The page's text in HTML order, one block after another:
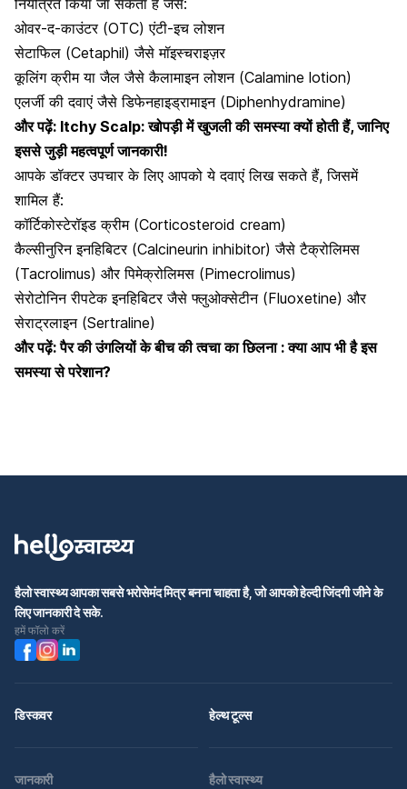
ओवर-द-काउंटर (OTC) एंटी-इच लोशन
सेटाफिल (Cetaphil) जैसे मॉइस्चराइज़र
कूलिंग क्रीम या जैल जैसे कैलामाइन लोशन (Calamine lotion)
एलर्जी की दवाएं जैसे डिफेनहाइड्रामाइन (Diphenhydramine)
और पढ़ें: Itchy Scalp: खोपड़ी में खुजली की समस्या क्यों होती हैं, जानिए
इससे जुड़ी महत्वपूर्ण जानकारी!
आपके डॉक्टर उपचार के लिए आपको ये दवाएं लिख सकते हैं, जिसमें
शामिल हैं:
कॉर्टिकोस्टेरॉइड क्रीम (Corticosteroid cream)
कैल्सीनुरिन इनहिबिटर (Calcineurin inhibitor) जैसे टैक्रोलिमस
(Tacrolimus) और पिमेक्रोलिमस (Pimecrolimus)
सेरोटोनिन रीपटेक इनहिबिटर जैसे फ्लुओक्सेटीन (Fluoxetine) और
सेराट्रलाइन (Sertraline)
और पढ़ें:पैर की उंगलियों के बीच की त्वचा का छिलना : क्या आप भी है इस
समस्या से परेशान?
हैलो स्वास्थ्य आपका सबसे भरोसेमंद मित्र बनना चाहता है, जो आपको हेल्दी जिंदगी जीने के
लिए जानकारी दे सके.
हमें फॉलो करें
डिस्कवर हेल्थ टूल्स
जानकारी हैलो स्वास्थ्य